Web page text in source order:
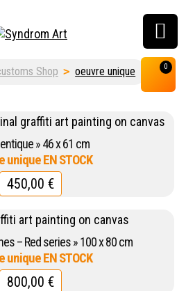
0
graffiti
Shop > oeuvre unique
» 46 x 61 cm
450,00 €
– Red series » 100 x 80 cm
800,00 €